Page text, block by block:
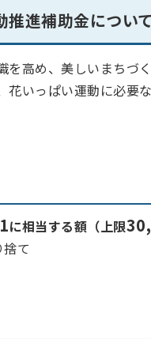
推進補助金について
を高め、美しいまちづ
花いっぱい運動に必要
に相当する額（上限
て